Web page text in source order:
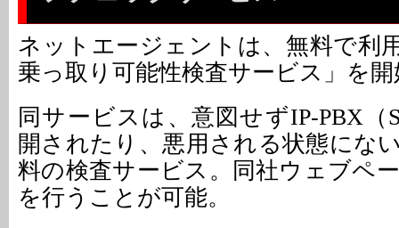
ネットエージェントは、無料で利
乗っ取り可能性検査サービス」を
同サービスは、意図せずIP-PBX（
開されたり、悪用される状態にな
料の検査サービス。同社ウェブペ
を行うことが可能。